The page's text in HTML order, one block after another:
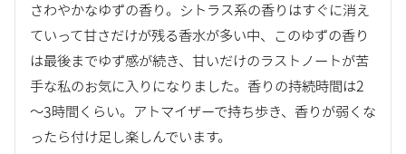
さわやかなゆずの香り。シトラス系の香りはすぐに消え
ていって甘さだけが残る香水が多い中、このゆずの香り
は最後までゆず感が続き、甘いだけのラストノートが苦
手な私のお気に入りになりました。香りの持続時間は2
～3時間くらい。アトマイザーで持ち歩き、香りが弱くな
ったら付け足し楽しんでいます。